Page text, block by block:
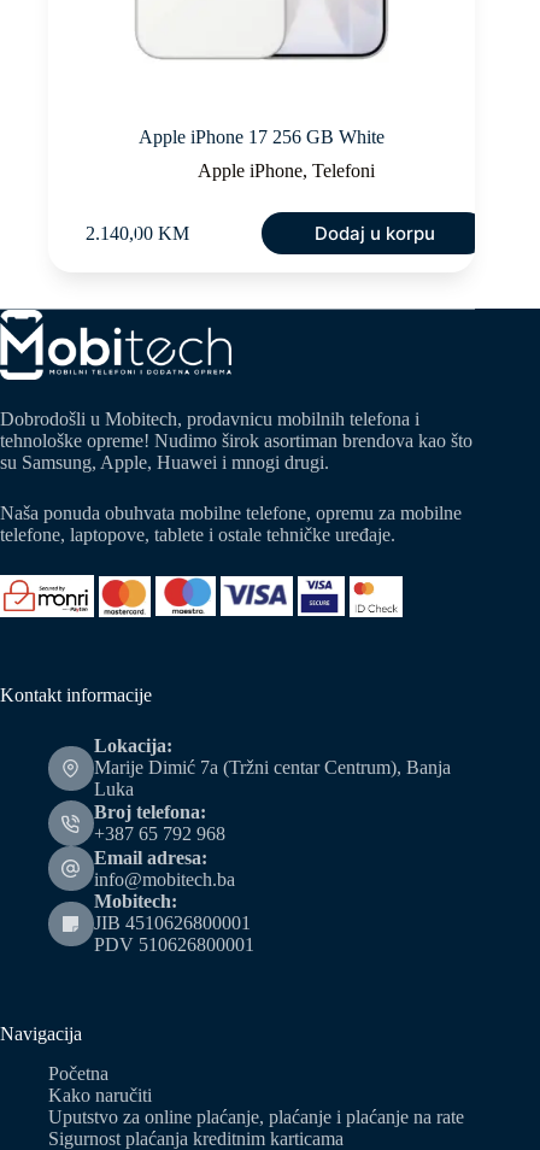
Apple iPhone 17 256 GB White
Apple iPhone, Telefoni
2.140,00 KM Dodaj u korpu
Dobrodošli u Mobitech, prodavnicu mobilnih telefona i
tehnološke opreme! Nudimo širok asortiman brendova kao što
su Samsung, Apple, Huawei i mnogi drugi.
Naša ponuda obuhvata mobilne telefone, opremu za mobilne
telefone, laptopove, tablete i ostale tehničke uređaje.
Kontakt informacije
Lokacija:
Marije Dimić 7a (Tržni centar Centrum), Banja
Luka
Broj telefona:
+387 65 792 968
Email adresa:
info@mobitech.ba
Mobitech:
JIB 4510626800001
PDV 510626800001
Navigacija
Početna
Kako naručiti
Uputstvo za online plaćanje, plaćanje i plaćanje na rate
Sigurnost plaćanja kreditnim karticama